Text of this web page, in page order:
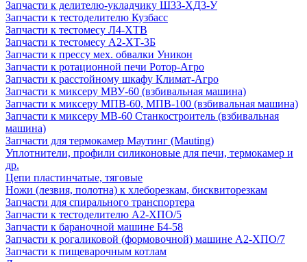
Запчасти к делителю-укладчику Ш33-ХД3-У
Запчасти к тестоделителю Кузбасс
Запчасти к тестомесу Л4-ХТВ
Запчасти к тестомесу А2-ХТ-3Б
Запчасти к прессу мех. обвалки Уникон
Запчасти к ротационной печи Ротор-Агро
Запчасти к расстойному шкафу Климат-Агро
Запчасти к миксеру МВУ-60 (взбивальная машина)
Запчасти к миксеру МПВ-60, МПВ-100 (взбивальная машина)
Запчасти к миксеру МВ-60 Станкостроитель (взбивальная
машина)
Запчасти для термокамер Маутинг (Mauting)
Уплотнители, профили силиконовые для печи, термокамер и
др.
Цепи пластинчатые, тяговые
Ножи (лезвия, полотна) к хлеборезкам, бисквиторезкам
Запчасти для спирального транспортера
Запчасти к тестоделителю А2-ХПО/5
Запчасти к бараночной машине Б4-58
Запчасти к рогаликовой (формовочной) машине А2-ХПО/7
Запчасти к пищеварочным котлам